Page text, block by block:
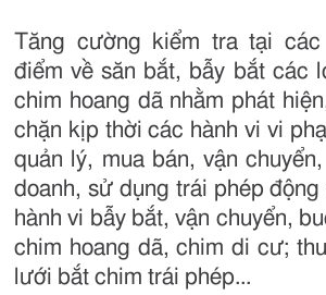
Tăng cường kiểm tra tại
điểm về săn bắt, bẫy bắt các
chim hoang dã nhằm phát
chặn kịp thời các hành vi vi
quản lý, mua bán, vận
doanh, sử dụng trái phép
hành vi bẫy bắt, vận chuyển,
chim hoang dã, chim di cư;
lưới bắt chim trái phép...